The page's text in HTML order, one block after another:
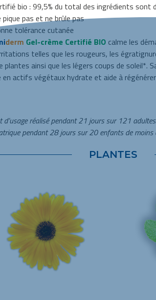
bio : 99,5% du total des ingrédients sont
pique pas et ne brûle pas
tolérance cutanée
derm Gel-crème Certifié BIO calme les
telles que les rougeurs, les
plantes ainsi que les légers coups de soleil*.
en actifs végétaux hydrate et aide à
d’usage réalisé pendant 21 jours sur 121
pendant 28 jours sur 20 enfants de moins
PLANTES